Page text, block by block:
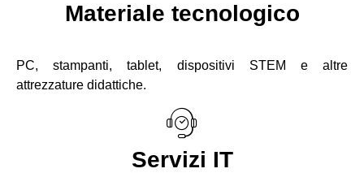
Materiale tecnologico
PC, stampanti, tablet, dispositivi STEM e altre
attrezzature didattiche.
Servizi IT